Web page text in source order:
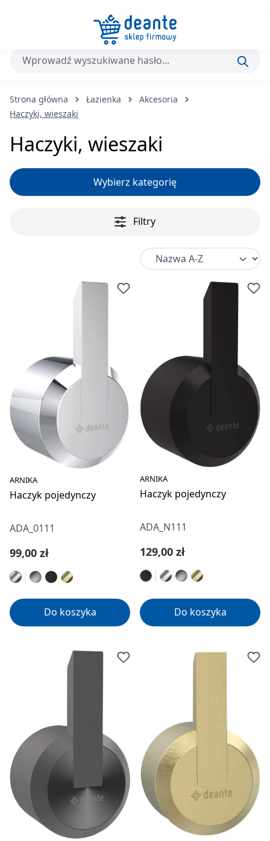
Przejdź do głównej zawartości
Strona główna Łazienka
Akcesoria
Haczyki, wieszaki
Haczyki, wieszaki
Wybierz kategorię
Filtry
ARNIKA
Haczyk pojedynczy
ADA_0111
Cena regularna:
99,00 zł
Do koszyka
ARNIKA
Haczyk pojedynczy
ADA_N111
Cena regularna:
129,00 zł
Do koszyka